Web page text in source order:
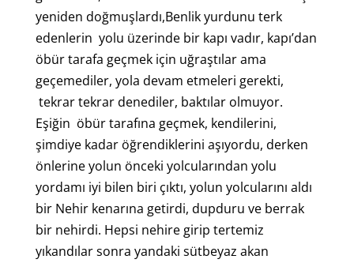
yeniden doğmuşlardı,Benlik yurdunu terk
edenlerin yolu üzerinde bir kapı vadır, kapı’dan
öbür tarafa geçmek için uğraştılar ama
geçemediler, yola devam etmeleri gerekti,
tekrar tekrar denediler, baktılar olmuyor.
Eşiğin öbür tarafına geçmek, kendilerini,
şimdiye kadar öğrendiklerini aşıyordu, derken
önlerine yolun önceki yolcularından yolu
yordamı iyi bilen biri çıktı, yolun yolcularını aldı
bir Nehir kenarına getirdi, dupduru ve berrak
bir nehirdi. Hepsi nehire girip tertemiz
yıkandılar sonra yandaki sütbeyaz akan